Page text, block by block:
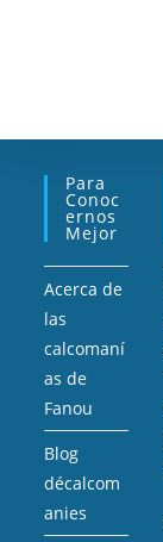
Para
Conoc
Ernos
Mejor
Acerca de
las
calcomaní
as de
Fanou
Blog
décalcom
anies